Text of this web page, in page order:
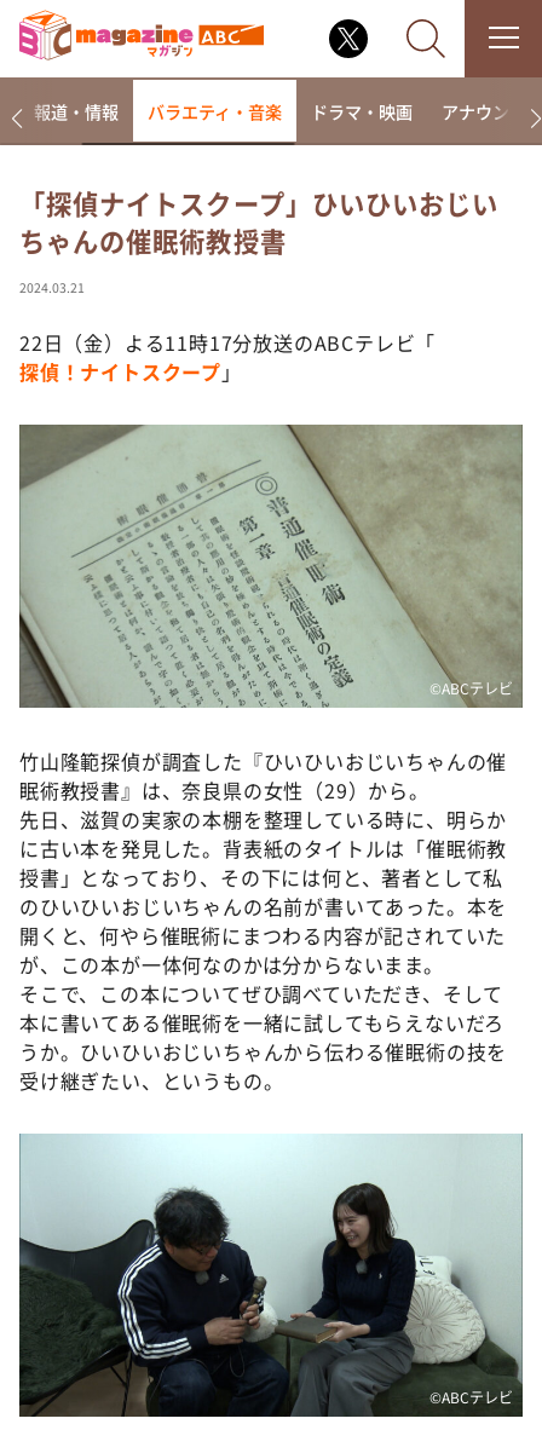
なるみ・岡村の過ぎるTV
相席食堂
～人生密着トークバラエティ！～ やすとものいたっ
て真剣です
news おかえり
河合＆A.B.C-Z塚田×福井アナ「なんでやねん！？」
（news おかえり）
DAIGOも台所 ～きょうの献立 何にする？～
本日はダイアンなり！シーズン２
朝だ！生です旅サラダ
教えて！ニュースライブ 正義のミカタ
新婚さんいらっしゃい！
ポツンと一軒家
ザキ山小屋本館
ぺこぱのまるスポ
アナ回覧板
報道・情報 バラエティ・音楽 ドラマ・映画 アナウンサー
「探偵ナイトスクープ」ひいひいおじい
ちゃんの催眠術教授書
2024.03.21
22日（金）よる11時17分放送のABCテレビ「
探偵！ナイトスクープ 」
©ABCテレビ
竹山隆範探偵が調査した『ひいひいおじいちゃんの催
眠術教授書』は、奈良県の女性（29）から。
先日、滋賀の実家の本棚を整理している時に、明らか
に古い本を発見した。背表紙のタイトルは「催眠術教
授書」となっており、その下には何と、著者として私
のひいひいおじいちゃんの名前が書いてあった。本を
開くと、何やら催眠術にまつわる内容が記されていた
が、この本が一体何なのかは分からないまま。
そこで、この本についてぜひ調べていただき、そして
本に書いてある催眠術を一緒に試してもらえないだろ
うか。ひいひいおじいちゃんから伝わる催眠術の技を
受け継ぎたい、というもの。
©ABCテレビ